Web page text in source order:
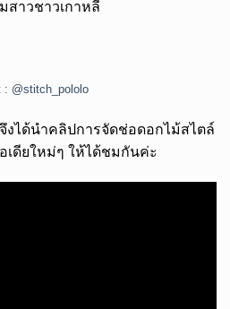
สาวชาวเกาหลี
: @stitch_pololo
งได้นำคลิปการจัดช่อดอกไม้สไตล์
เดียใหม่ๆ ให้ได้ชมกันค่ะ